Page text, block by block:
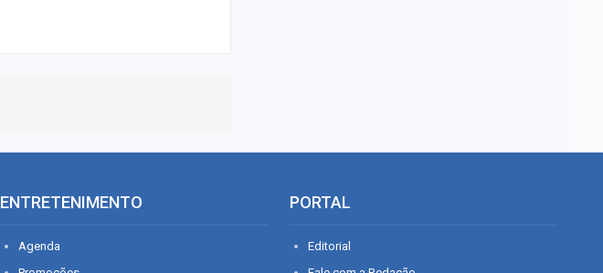
ENTRETENIMENTO
Agenda
PORTAL
Editorial